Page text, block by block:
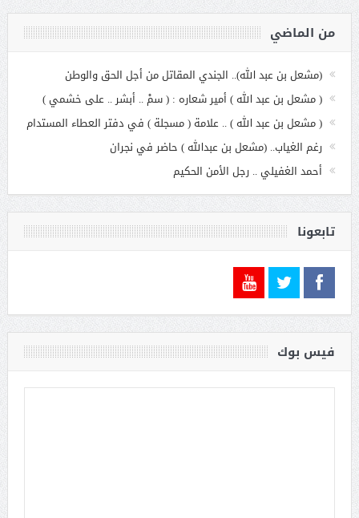
من الماضي
(مشعل بن عبد الله).. الجندي المقاتل من أجل الحق والوطن
( مشعل بن عبد الله ) أمير شعاره : ( سمْ .. أبشر .. على خشمي )
( مشعل بن عبد الله ) .. علامة ( مسجلة ) في دفتر العطاء المستدام
رغم الغياب.. (مشعل بن عبدالله ) حاضر في نجران
أحمد الغفيلي .. رجل الأمن الحكيم
تابعونا
فيس بوك